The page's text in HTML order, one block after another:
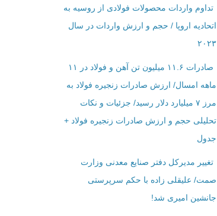
تداوم واردات محصولات فولادی از روسیه به
اتحادیه اروپا / حجم و ارزش واردات در سال
۲۰۲۳
صادرات ۱۱.۶ میلیون تن آهن و فولاد در ۱۱
ماهه امسال/ ارزش صادرات زنجیره فولاد به
مرز ۷ میلیارد دلار رسید/ جزئیات و نکات
تحلیلی حجم و ارزش صادرات زنجیره فولاد +
جدول
تغییر مدیرکل دفتر صنایع معدنی وزارت
صمت/ علیقلی زاده با حکم سرپرستی
جانشین امیری شد!